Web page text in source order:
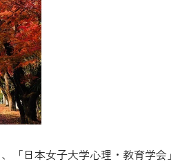
「日本女子大学心理・教育学会」